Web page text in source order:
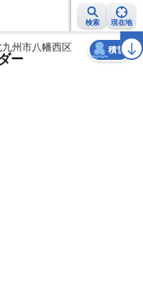
検索 現在地
警報・注意報 2週間天気 ラ
九州市八幡西区
ー
積雪
天気 台風